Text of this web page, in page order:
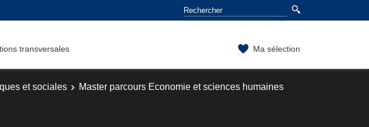
transversales Ma sélection
et sociales
Master parcours Economie et sciences humaines